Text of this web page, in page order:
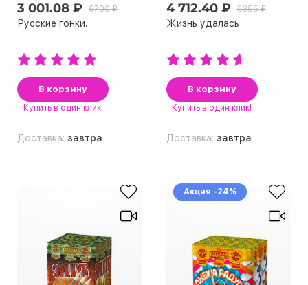
3 001.08 ₽ 6700 ₽
Русские гонки.
В корзину
Купить в один клик!
Доставка: завтра
4 712.40 ₽ 5355 ₽
Жизнь удалась
В корзину
Купить в один клик!
Доставка: завтра
Акция -24%